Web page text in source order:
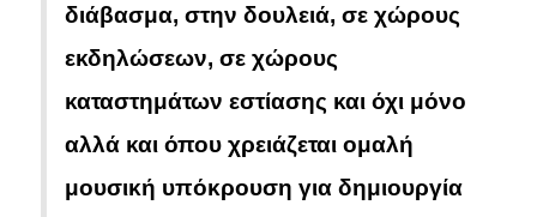
διάβασμα, στην δουλειά, σε χώρους
εκδηλώσεων, σε χώρους
καταστημάτων εστίασης και όχι μόνο
αλλά και όπου χρειάζεται ομαλή
μουσική υπόκρουση για δημιουργία